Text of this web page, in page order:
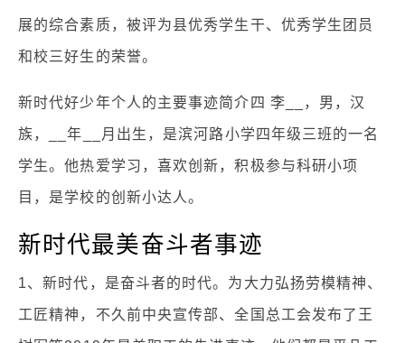
展的综合素质，被评为县优秀学生干、优秀学生团员
和校三好生的荣誉。
新时代好少年个人的主要事迹简介四 李__，男，汉
族，__年__月出生，是滨河路小学四年级三班的一名
学生。他热爱学习，喜欢创新，积极参与科研小项
目，是学校的创新小达人。
新时代最美奋斗者事迹
1、新时代，是奋斗者的时代。为大力弘扬劳模精神、
工匠精神，不久前中央宣传部、全国总工会发布了王